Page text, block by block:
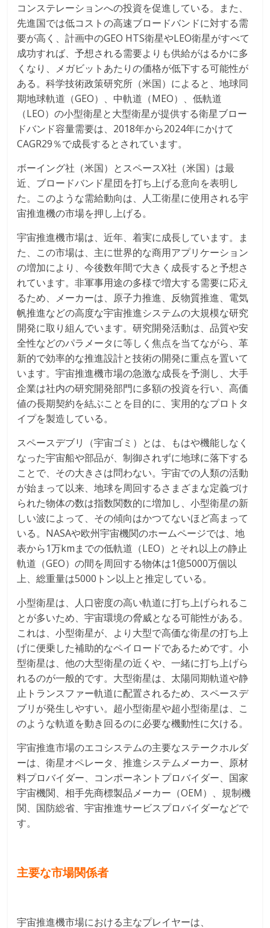
コンステレーションへの投資を促進している。また、
先進国では低コストの高速ブロードバンドに対する需
要が高く、計画中のGEO HTS衛星やLEO衛星がすべて
成功すれば、予想される需要よりも供給がはるかに多
くなり、メガビットあたりの価格が低下する可能性が
ある。科学技術政策研究所（米国）によると、地球同
期地球軌道（GEO）、中軌道（MEO）、低軌道
（LEO）の小型衛星と大型衛星が提供する衛星ブロー
ドバンド容量需要は、2018年から2024年にかけて
CAGR29％で成長するとされています。
ボーイング社（米国）とスペースX社（米国）は最
近、ブロードバンド星団を打ち上げる意向を表明し
た。このような需給動向は、人工衛星に使用される宇
宙推進機の市場を押し上げる。
宇宙推進機市場は、近年、着実に成長しています。ま
た、この市場は、主に世界的な商用アプリケーション
の増加により、今後数年間で大きく成長すると予想さ
れています。非軍事用途の多様で増大する需要に応え
るため、メーカーは、原子力推進、反物質推進、電気
帆推進などの高度な宇宙推進システムの大規模な研究
開発に取り組んでいます。研究開発活動は、品質や安
全性などのパラメータに等しく焦点を当てながら、革
新的で効率的な推進設計と技術の開発に重点を置いて
います。宇宙推進機市場の急激な成長を予測し、大手
企業は社内の研究開発部門に多額の投資を行い、高価
値の長期契約を結ぶことを目的に、実用的なプロトタ
イプを製造している。
スペースデブリ（宇宙ゴミ）とは、もはや機能しなく
なった宇宙船や部品が、制御されずに地球に落下する
ことで、その大きさは問わない。宇宙での人類の活動
が始まって以来、地球を周回するさまざまな定義づけ
られた物体の数は指数関数的に増加し、小型衛星の新
しい波によって、その傾向はかつてないほど高まって
いる。NASAや欧州宇宙機関のホームページでは、地
表から1万kmまでの低軌道（LEO）とそれ以上の静止
軌道（GEO）の間を周回する物体は1億5000万個以
上、総重量は5000トン以上と推定している。
小型衛星は、人口密度の高い軌道に打ち上げられるこ
とが多いため、宇宙環境の脅威となる可能性がある。
これは、小型衛星が、より大型で高価な衛星の打ち上
げに便乗した補助的なペイロードであるためです。小
型衛星は、他の大型衛星の近くや、一緒に打ち上げら
れるのが一般的です。大型衛星は、太陽同期軌道や静
止トランスファー軌道に配置されるため、スペースデ
ブリが発生しやすい。超小型衛星や超小型衛星は、こ
のような軌道を動き回るのに必要な機動性に欠ける。
宇宙推進市場のエコシステムの主要なステークホルダ
ーは、衛星オペレータ、推進システムメーカー、原材
料プロバイダー、コンポーネントプロバイダー、国家
宇宙機関、相手先商標製品メーカー（OEM）、規制機
関、国防総省、宇宙推進サービスプロバイダーなどで
す。
主要な市場関係者
宇宙推進機市場における主なプレイヤーは、